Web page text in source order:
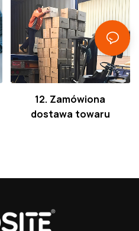
12. Zamówiona
dostawa towaru